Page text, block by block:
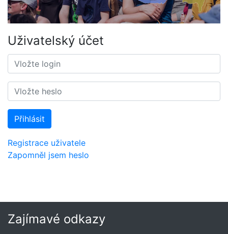
Uživatelský účet
Přihlásit
Registrace uživatele
Zapomněl jsem heslo
Zajímavé odkazy